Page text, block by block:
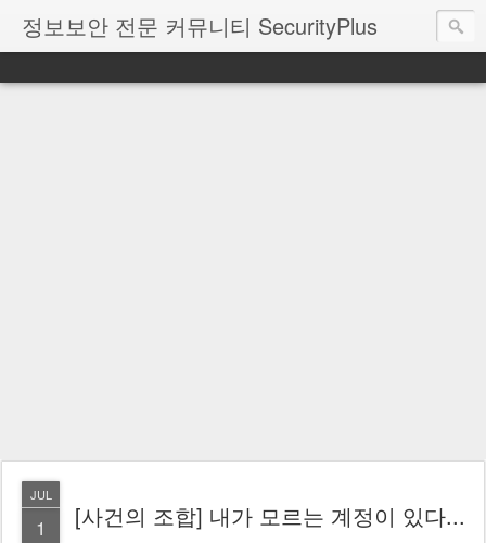
정보보안 전문 커뮤니티 SecurityPlus
JUL
1 [사건의 조합] 내가 모르는 계정이 있다...